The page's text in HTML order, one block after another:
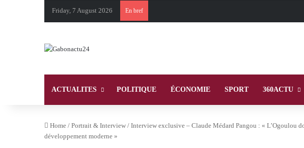
Friday, 7 August 2026 En bref
ACTUALITES POLITIQUE ÉCONOMIE SPORT 360ACTU
Home / Portrait & Interview / Interview exclusive – Claude Médard Pangou : « L’Ogoulou
développement moderne »